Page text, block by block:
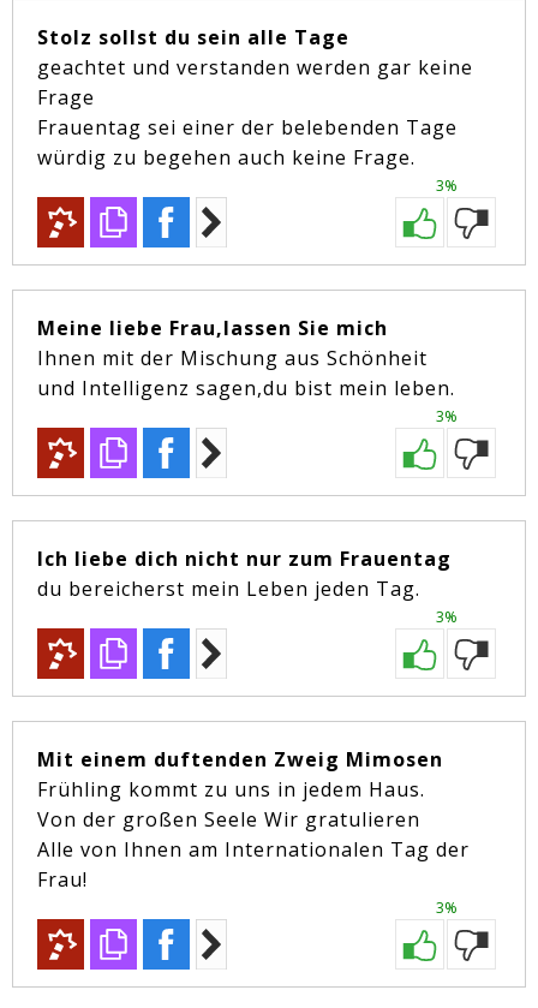
Stolz sollst du sein alle Tage
geachtet und verstanden werden gar keine
Frage
Frauentag sei einer der belebenden Tage
würdig zu begehen auch keine Frage.
3%
Meine liebe Frau,lassen Sie mich
Ihnen mit der Mischung aus Schönheit
und Intelligenz sagen,du bist mein leben.
3%
Ich liebe dich nicht nur zum Frauentag
du bereicherst mein Leben jeden Tag.
3%
Mit einem duftenden Zweig Mimosen
Frühling kommt zu uns in jedem Haus.
Von der großen Seele Wir gratulieren
Alle von Ihnen am Internationalen Tag der
Frau!
3%